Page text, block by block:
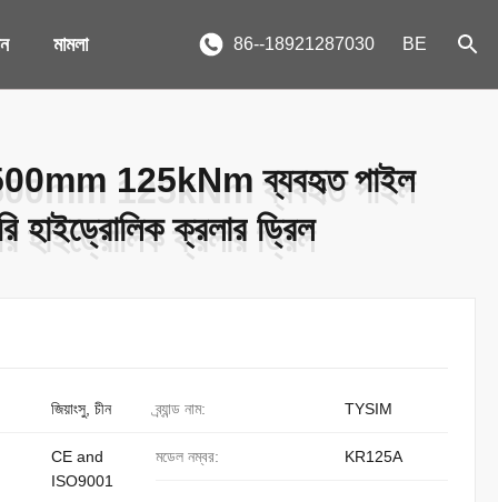
মামলা 86--18921287030 BE
125kNm ব্যবহৃত পাইল
হাইড্রোলিক ক্রলার ড্রিল
125kNm ব্যবহৃত পাইল
হাইড্রোলিক ক্রলার ড্রিল
জিয়াংসু, চীন ব্র্যান্ড নাম: TYSIM
CE and
ISO9001
মডেল নম্বর: KR125A